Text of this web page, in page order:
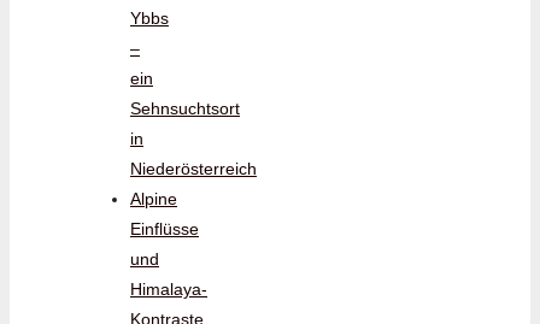
Ybbs
–
ein
Sehnsuchtsort
in
Niederösterreich
Alpine
Einflüsse
und
Himalaya-
Kontraste